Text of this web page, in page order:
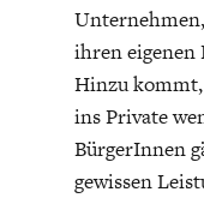
ihren
Hinzu kommt,
ins Private
BürgerInnen
gewissen